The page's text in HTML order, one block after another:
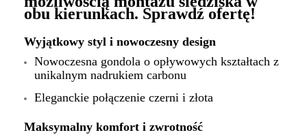
Wyjątkowy styl i nowoczesny design
Nowoczesna gondola o opływowych kształtach z
unikalnym nadrukiem carbonu
Eleganckie połączenie czerni i złota
Maksymalny komfort i zwrotność